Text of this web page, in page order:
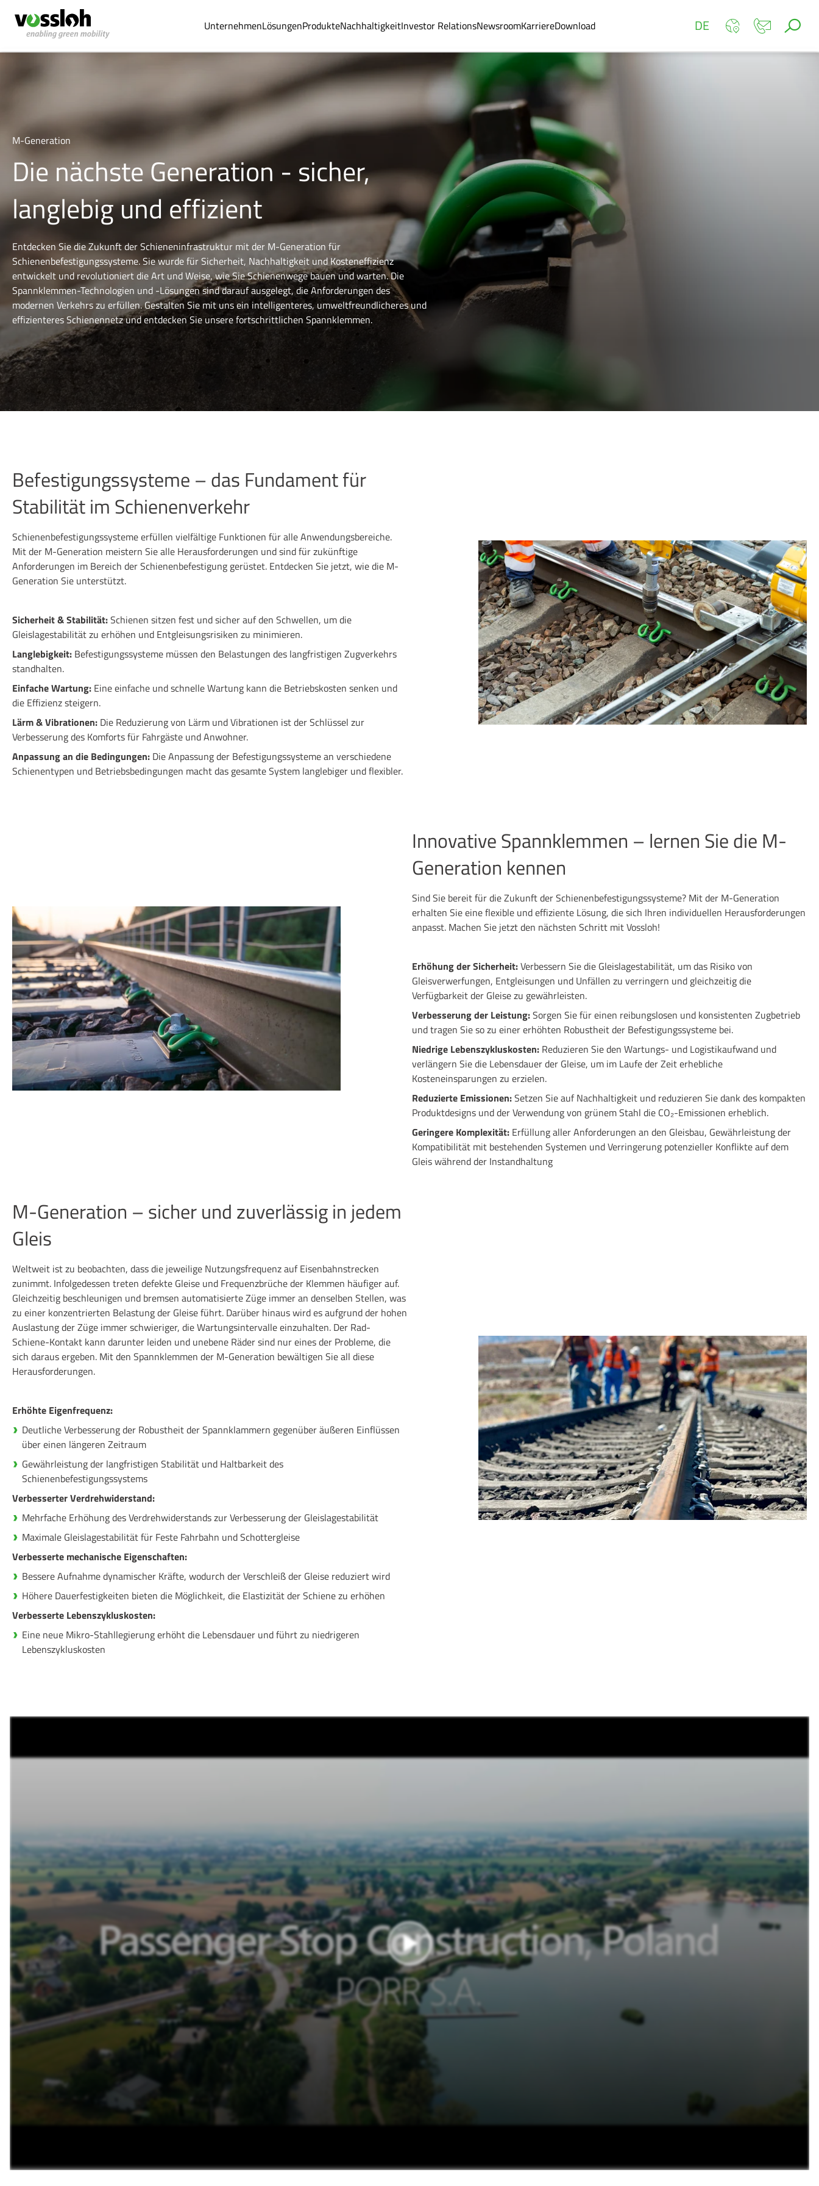
UnternehmenLösungenProdukteNachhaltigkeitInvestor RelationsNewsroomKarriereDownload DE
M-Generation
Die nächste Generation - sicher,
langlebig und effizient
Entdecken Sie die Zukunft der Schieneninfrastruktur mit der M-Generation für
Schienenbefestigungssysteme. Sie wurde für Sicherheit, Nachhaltigkeit und Kosteneffizienz
entwickelt und revolutioniert die Art und Weise, wie Sie Schienenwege bauen und warten. Die
Spannklemmen-Technologien und -Lösungen sind darauf ausgelegt, die Anforderungen des
modernen Verkehrs zu erfüllen. Gestalten Sie mit uns ein intelligenteres, umweltfreundlicheres und
effizienteres Schienennetz und entdecken Sie unsere fortschrittlichen Spannklemmen.
Befestigungssysteme – das Fundament für
Stabilität im Schienenverkehr
Schienenbefestigungssysteme erfüllen vielfältige Funktionen für alle Anwendungsbereiche.
Mit der M-Generation meistern Sie alle Herausforderungen und sind für zukünftige
Anforderungen im Bereich der Schienenbefestigung gerüstet. Entdecken Sie jetzt, wie die M-
Generation Sie unterstützt.
Sicherheit & Stabilität:Schienen sitzen fest und sicher auf den Schwellen, um die
Gleislagestabilität zu erhöhen und Entgleisungsrisiken zu minimieren.
Langlebigkeit: Befestigungssysteme müssen den Belastungen des langfristigen Zugverkehrs
standhalten.
Einfache Wartung: Eine einfache und schnelle Wartung kann die Betriebskosten senken und
die Effizienz steigern.
Lärm & Vibrationen: Die Reduzierung von Lärm und Vibrationen ist der Schlüssel zur
Verbesserung des Komforts für Fahrgäste und Anwohner.
Anpassung an die Bedingungen: Die Anpassung der Befestigungssysteme an verschiedene
Schienentypen und Betriebsbedingungen macht das gesamte System langlebiger und flexibler.
Innovative Spannklemmen – lernen Sie die M-
Generation kennen
Sind Sie bereit für die Zukunft der Schienenbefestigungssysteme? Mit der M-Generation
erhalten Sie eine flexible und effiziente Lösung, die sich Ihren individuellen Herausforderungen
anpasst. Machen Sie jetzt den nächsten Schritt mit Vossloh!
Erhöhung der Sicherheit:Verbessern Sie die Gleislagestabilität, um das Risiko von
Gleisverwerfungen, Entgleisungen und Unfällen zu verringern und gleichzeitig die
Verfügbarkeit der Gleise zu gewährleisten.
Verbesserung der Leistung:Sorgen Sie für einen reibungslosen und konsistenten Zugbetrieb
und tragen Sie so zu einer erhöhten Robustheit der Befestigungssysteme bei.
Niedrige Lebenszykluskosten: Reduzieren Sie den Wartungs- und Logistikaufwand und
verlängern Sie die Lebensdauer der Gleise, um im Laufe der Zeit erhebliche
Kosteneinsparungen zu erzielen.
Reduzierte Emissionen:Setzen Sie auf Nachhaltigkeit und reduzieren Sie dank des kompakten
Produktdesigns und der Verwendung von grünem Stahl die CO₂-Emissionen erheblich.
Geringere Komplexität: Erfüllung aller Anforderungen an den Gleisbau, Gewährleistung der
Kompatibilität mit bestehenden Systemen und Verringerung potenzieller Konflikte auf dem
Gleis während der Instandhaltung
M-Generation – sicher und zuverlässig in jedem
Gleis
Weltweit ist zu beobachten, dass die jeweilige Nutzungsfrequenz auf Eisenbahnstrecken
zunimmt. Infolgedessen treten defekte Gleise und Frequenzbrüche der Klemmen häufiger auf.
Gleichzeitig beschleunigen und bremsen automatisierte Züge immer an denselben Stellen, was
zu einer konzentrierten Belastung der Gleise führt. Darüber hinaus wird es aufgrund der hohen
Auslastung der Züge immer schwieriger, die Wartungsintervalle einzuhalten. Der Rad-
Schiene-Kontakt kann darunter leiden und unebene Räder sind nur eines der Probleme, die
sich daraus ergeben. Mit den Spannklemmen der M-Generation bewältigen Sie all diese
Herausforderungen.
Erhöhte Eigenfrequenz:
Deutliche Verbesserung der Robustheit der Spannklammern gegenüber äußeren Einflüssen
über einen längeren Zeitraum
Gewährleistung der langfristigen Stabilität und Haltbarkeit des
Schienenbefestigungssystems
Verbesserter Verdrehwiderstand:
Mehrfache Erhöhung des Verdrehwiderstands zur Verbesserung der Gleislagestabilität
Maximale Gleislagestabilität für Feste Fahrbahn und Schottergleise
Verbesserte mechanische Eigenschaften:
Bessere Aufnahme dynamischer Kräfte, wodurch der Verschleiß der Gleise reduziert wird
Höhere Dauerfestigkeiten bieten die Möglichkeit, die Elastizität der Schiene zu erhöhen
Verbesserte Lebenszykluskosten:
Eine neue Mikro-Stahllegierung erhöht die Lebensdauer und führt zu niedrigeren
Lebenszykluskosten